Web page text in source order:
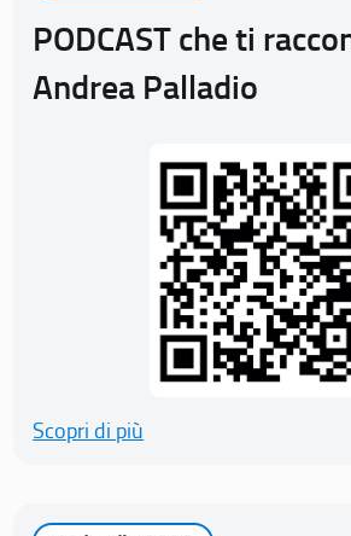
PODCAST che ti
Andrea Palladio
Scopri di più